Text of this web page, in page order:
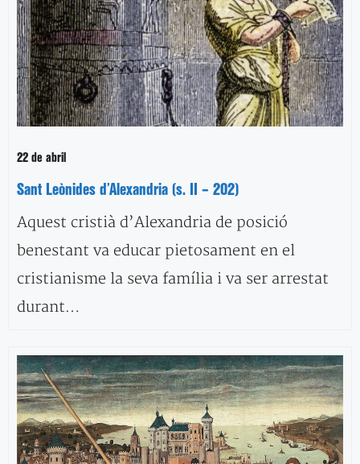
22 de abril
Sant Leònides d’Alexandria (s. II – 202)
Aquest cristià d’Alexandria de posició
benestant va educar pietosament en el
cristianisme la seva família i va ser arrestat
durant…